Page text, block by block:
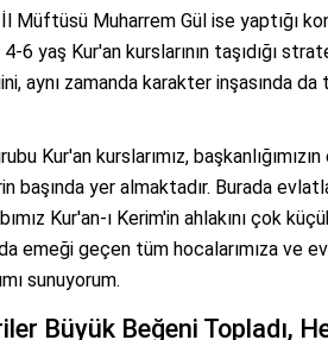
Müftüsü Muharrem Gül ise yaptığı
6 yaş Kur'an kurslarının taşıdığı
aynı zamanda karakter inşasında
Kur'an kurslarımız,
başında yer almaktadır. Burada
Kur'an-ı Kerim'in ahlakını çok
emeği geçen tüm hocalarımıza ve
sunuyorum.
Büyük Beğeni Topladı,